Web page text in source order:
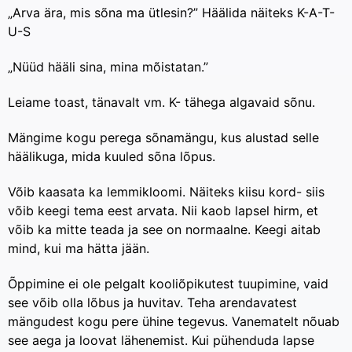
„Arva ära, mis sõna ma ütlesin?” Häälida näiteks K-A-T-
U-S
„Nüüd hääli sina, mina mõistatan.”
Leiame toast, tänavalt vm. K- tähega algavaid sõnu.
Mängime kogu perega sõnamängu, kus alustad selle
häälikuga, mida kuuled sõna lõpus.
Võib kaasata ka lemmikloomi. Näiteks kiisu kord- siis
võib keegi tema eest arvata. Nii kaob lapsel hirm, et
võib ka mitte teada ja see on normaalne. Keegi aitab
mind, kui ma hätta jään.
Õppimine ei ole pelgalt kooliõpikutest tuupimine, vaid
see võib olla lõbus ja huvitav. Teha arendavatest
mängudest kogu pere ühine tegevus. Vanematelt nõuab
see aega ja loovat lähenemist. Kui pühenduda lapse